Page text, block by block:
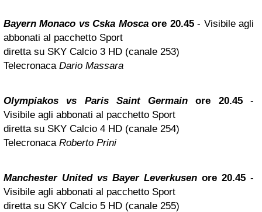
Bayern Monaco vs Cska Moscaore 20.45- Visibile agli
abbonati al pacchetto Sport
diretta su SKY Calcio 3 HD (canale 253)
TelecronacaDario Massara
Olympiakos vs Paris Saint Germain ore 20.45-
Visibile agli abbonati al pacchetto Sport
diretta su SKY Calcio 4 HD (canale 254)
TelecronacaRoberto Prini
Manchester United vs Bayer Leverkusen ore 20.45 -
Visibile agli abbonati al pacchetto Sport
diretta su SKY Calcio 5 HD (canale 255)